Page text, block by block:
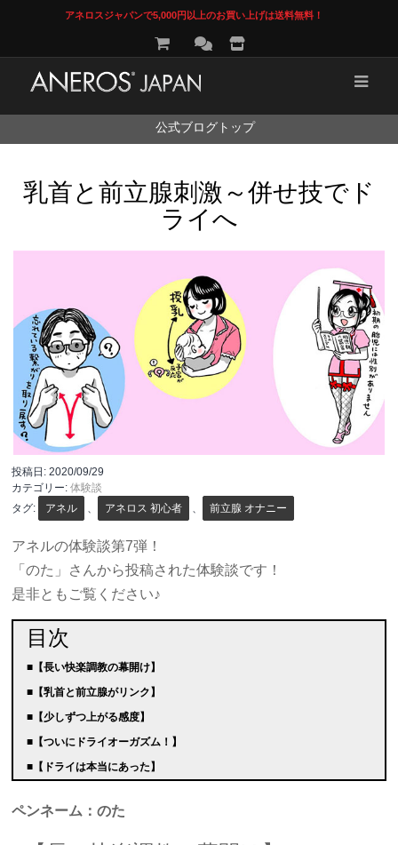
アネロスジャパンで5,000円以上のお買い上げは送料無料！
公式ブログトップ
乳首と前立腺刺激～併せ技でド
ライへ
投稿日:2020/09/29
カテゴリー:体験談
タグ:
アネル 、 アネロス 初心者 、 前立腺 オナニー
アネルの体験談第7弾！
「のた」さんから投稿された体験談です！
是非ともご覧ください♪
目次
■【長い快楽調教の幕開け】
■【乳首と前立腺がリンク】
■【少しずつ上がる感度】
■【ついにドライオーガズム！】
■【ドライは本当にあった】
ペンネーム：のた